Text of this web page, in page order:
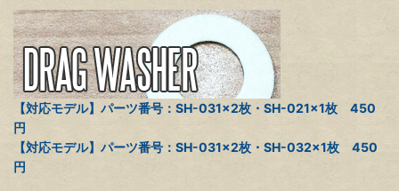
【対応モデル】パーツ番号：SH-031×2枚・SH-021×1枚 450
円
【対応モデル】パーツ番号：SH-031×2枚・SH-032×1枚 450
円